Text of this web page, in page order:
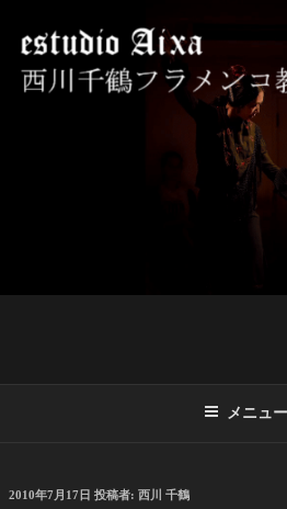
西川千鶴フラメンコ
初心者からプロを目指す貴女をお待ちし
メニュー
投
2010年7月17日 投稿者: 西川 千鶴